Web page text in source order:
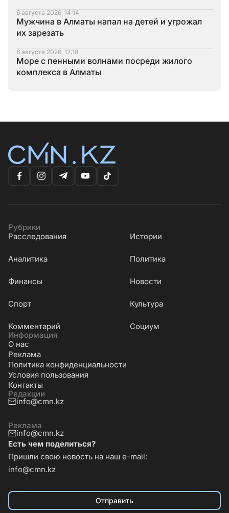
6 августа 2026, 14:14
Мужчина в Алматы напал на детей и угрожал
их зарезать
6 августа 2026, 12:18
Море с пенными волнами посреди жилого
комплекса в Алматы
Рубрики
Расследования
Истории
Аналитика Политика
Финансы Новости
Cпорт Культура
Комментарий
Социум
Информация
О нас
Реклама
Политика конфиденциальности
Условия пользования
Контакты
Редакции
info@cmn.kz
Реклама
info@cmn.kz
Есть чем поделиться?
Пришли свою новость на наш e-mail:
info@cmn.kz
Отправить